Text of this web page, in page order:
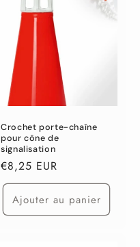
Crochet porte-chaîne
pour cône de
signalisation
Prix
habituel
€8,25 EUR
Ajouter au panier